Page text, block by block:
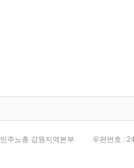
민주노총 강원지역본부 우편번호 :